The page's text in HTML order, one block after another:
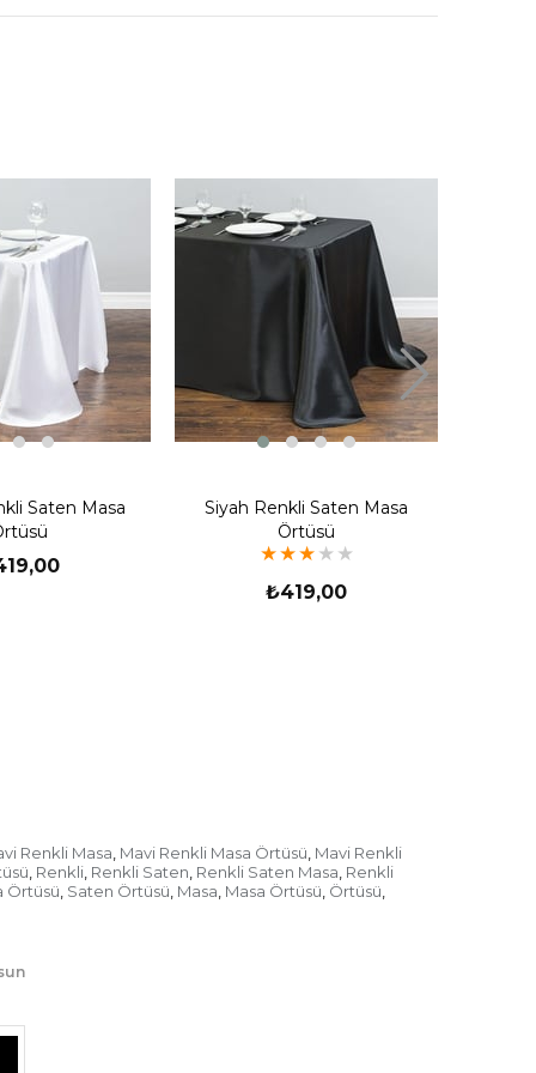
Saten Masa
Siyah Renkli Saten Masa
Örtüsü
★★★ ★ ★
₺419,00
Renkli Masa, Mavi Renkli Masa Örtüsü, Mavi Renkli
, Renkli, Renkli Saten, Renkli Saten Masa, Renkli
Örtüsü, Saten Örtüsü, Masa, Masa Örtüsü, Örtüsü,